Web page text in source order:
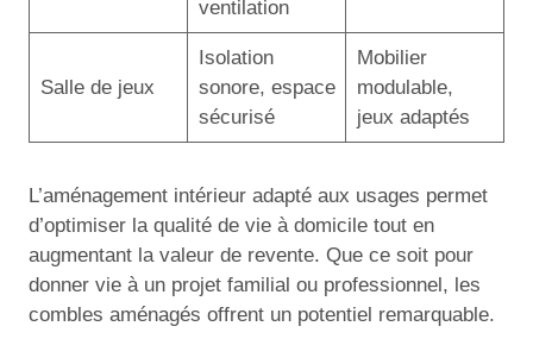
ventilation
Salle de jeux
Isolation
sonore, espace
sécurisé
Mobilier
modulable,
jeux adaptés
L’aménagement intérieur adapté aux usages permet
d’optimiser la qualité de vie à domicile tout en
augmentant la valeur de revente. Que ce soit pour
donner vie à un projet familial ou professionnel, les
combles aménagés offrent un potentiel remarquable.